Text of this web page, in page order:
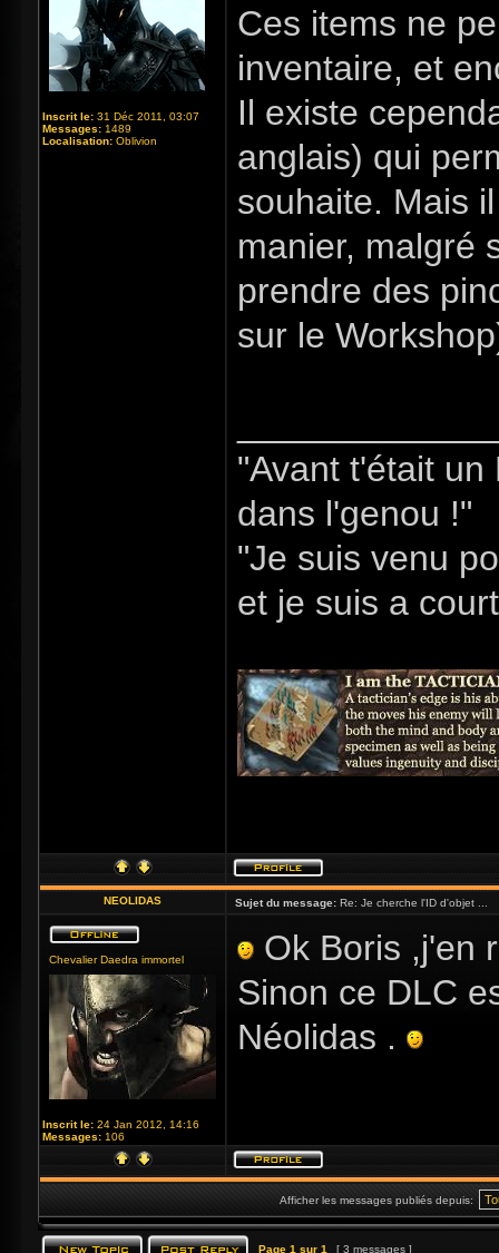
Inscrit le: 31 Déc 2011, 03:07
Messages: 1489
Localisation: Oblivion
Ces items ne
inventaire, et
Il existe
anglais) qui
souhaite. Mais
manier, malgré
prendre des
sur le
"Avant t'était
dans l'genou !"
"Je suis venu
et je suis a
NEOLIDAS Sujet du message: Re: Je cherche l'ID d'objet ...
Chevalier Daedra immortel
Inscrit le: 24 Jan 2012, 14:16
Messages: 106
Ok Boris ,j'en
Sinon ce DLC
Néolidas .
Afficher les messages publiés depuis:
Page 1 sur 1 [ 3 messages ]